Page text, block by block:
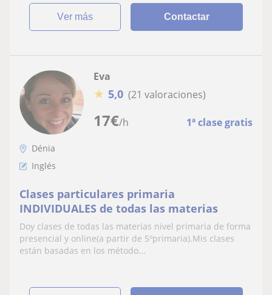
ver más Contactar
17€/h 1ª clase gratis
Eva
★ 5,0 (21 valoraciones)
Dénia
Inglés
Clases particulares primaria
INDIVIDUALES de todas las materias
Doy clases de todas las materias nivel primaria de forma
presencial y online(a partir de 5ºprimaria).Mis clases
están basadas en los método...